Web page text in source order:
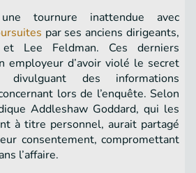
tournure inattendue avec
par ses anciens dirigeants,
et Lee Feldman. Ces derniers
employeur d’avoir violé le secret
divulguant des informations
lors de l’enquête. Selon
Addleshaw Goddard, qui les
à titre personnel, aurait partagé
consentement, compromettant
l’affaire.